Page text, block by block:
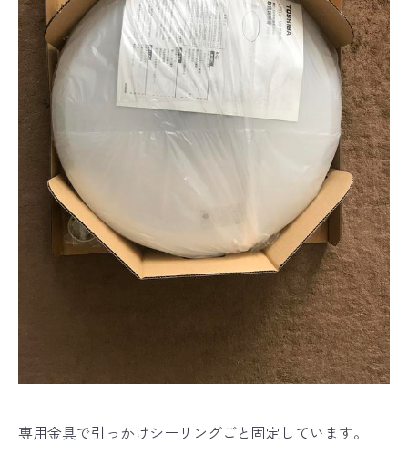
専用金具で引っかけシーリングごと固定しています。